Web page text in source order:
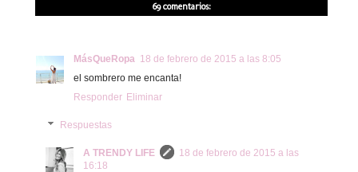
69 comentarios:
MásQueRopa 18 de febrero de 2015 a las 8:05
el sombrero me encanta!
Responder Eliminar
Respuestas
A TRENDY LIFE
18 de febrero de 2015 a las
16:18